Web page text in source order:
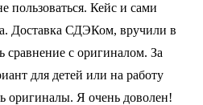
пользоваться. Кейс и сами
Доставка СДЭКом, вручили в
сравнение с оригиналом. За
для детей или на работу
оригиналы. Я очень доволен!